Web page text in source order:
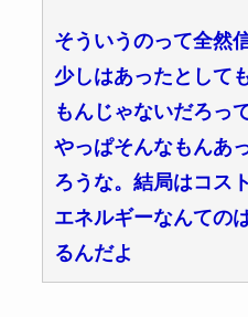
そういうのって全然
少しはあったとして
もんじゃないだろっ
やっぱそんなもんあ
ろうな。結局はコス
エネルギーなんての
るんだよ